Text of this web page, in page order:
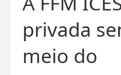
privada
meio do